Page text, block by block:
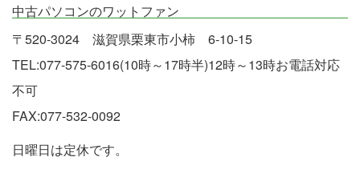
中古パソコンのワットファン
〒520-3024 滋賀県栗東市小柿 6-10-15
TEL:077-575-6016(10時～17時半)12時～13時お電話対応
不可
FAX:077-532-0092
日曜日は定休です。